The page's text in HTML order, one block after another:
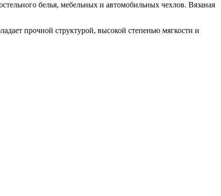
белья, мебельных и автомобильных чехлов. Вязаная
прочной структурой, высокой степенью мягкости и